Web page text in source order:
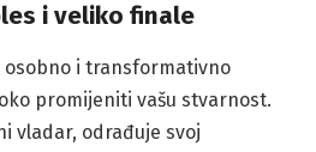
i veliko finale
osobno i transformativno
promijeniti vašu stvarnost.
vladar, odrađuje svoj